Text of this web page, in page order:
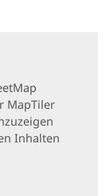
MapTiler
Inhalten